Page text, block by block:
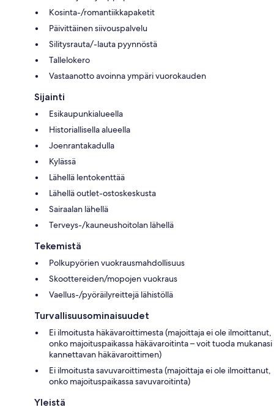
Kosinta-/romantiikkapaketit
Päivittäinen siivouspalvelu
Silitysrauta/-lauta pyynnöstä
Tallelokero
Vastaanotto avoinna ympäri vuorokauden
Sijainti
Esikaupunkialueella
Historiallisella alueella
Joenrantakadulla
Kylässä
Lähellä lentokenttää
Lähellä outlet-ostoskeskusta
Sairaalan lähellä
Terveys-/kauneushoitolan lähellä
Tekemistä
Polkupyörien vuokrausmahdollisuus
Skoottereiden/mopojen vuokraus
Vaellus-/pyöräilyreittejä lähistöllä
Turvallisuusominaisuudet
Ei ilmoitusta häkävaroittimesta (majoittaja ei ole ilmoittanut,
onko majoituspaikassa häkävaroitinta – voit tuoda mukanasi
kannettavan häkävaroittimen)
Ei ilmoitusta savuvaroittimesta (majoittaja ei ole ilmoittanut,
onko majoituspaikassa savuvaroitinta)
Yleistä